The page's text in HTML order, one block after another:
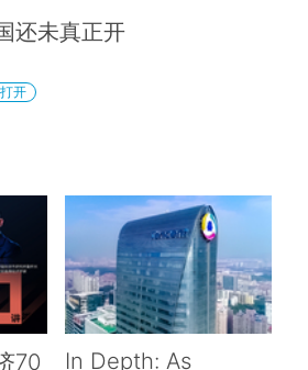
还未真正开
开
70
In Depth: As